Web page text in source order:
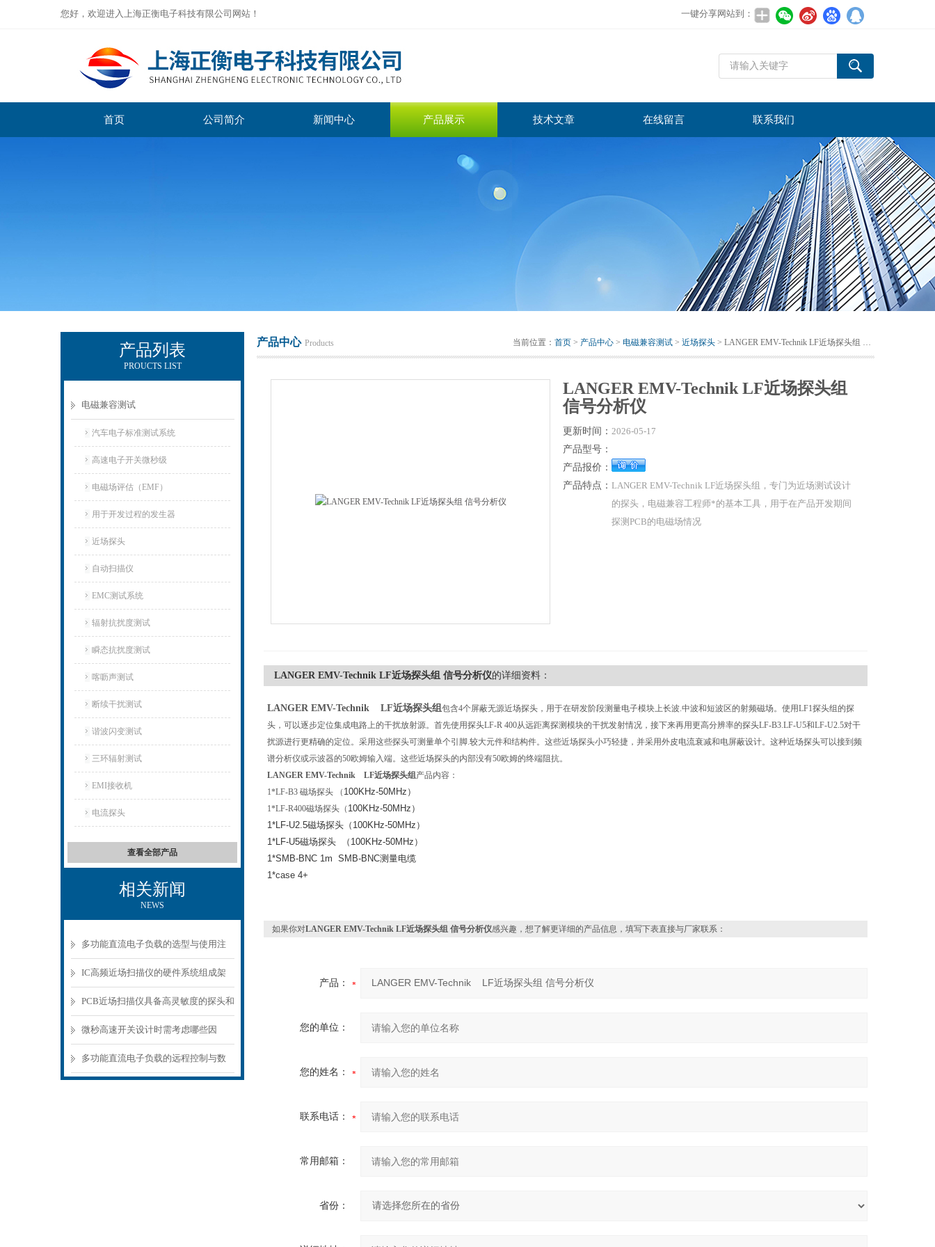
您好，欢迎进入上海正衡电子科技有限公司网站！ 一键分享网站到：
首页 公司简介 新闻中心 产品展示 技术文章 在线留言 联系我们
产品列表
PROUCTS LIST
电磁兼容测试
汽车电子标准测试系统
高速电子开关微秒级
电磁场评估（EMF）
用于开发过程的发生器
近场探头
自动扫描仪
EMC测试系统
辐射抗扰度测试
瞬态抗扰度测试
喀呖声测试
断续干扰测试
谐波闪变测试
三环辐射测试
EMI接收机
电流探头
查看全部产品
相关新闻
NEWS
多功能直流电子负载的选型与使用注
意事项
IC高频近场扫描仪的硬件系统组成架
构分析
PCB近场扫描仪具备高灵敏度的探头和
精密的扫描机构
微秒高速开关设计时需考虑哪些因
素？
多功能直流电子负载的远程控制与数
产品中心 Products 当前位置： 首页 > 产品中心 > 电磁兼容测试 > 近场探头 > LANGER EMV-Technik LF近场探头组 信号分析仪
LANGER EMV-Technik LF近场探头组
信号分析仪
更新时间： 2026-05-17
产品型号：
产品报价：
产品特点： LANGER EMV-Technik LF近场探头组，专门为近场测试设计
的探头，电磁兼容工程师*的基本工具，用于在产品开发期间
探测PCB的电磁场情况
LANGER EMV-Technik LF近场探头组 信号分析仪的详细资料：
LANGER EMV-Technik LF近场探头组包含4个屏蔽无源近场探头，用于在研发阶段测量电子模块上长波.中波和短波区的射频磁场。使用LF1探头组的探
头，可以逐步定位集成电路上的干扰放射源。首先使用探头LF-R 400从远距离探测模块的干扰发射情况，接下来再用更高分辨率的探头LF-B3.LF-U5和LF-U2.5对干
扰源进行更精确的定位。采用这些探头可测量单个引脚.较大元件和结构件。这些近场探头小巧轻捷，并采用外皮电流衰减和电屏蔽设计。这种近场探头可以接到频
谱分析仪或示波器的50欧姆输入端。这些近场探头的内部没有50欧姆的终端阻抗。
LANGER EMV-Technik LF近场探头组产品内容：
1*LF-B3 磁场探头 （ 100KHz-50MHz）
1*LF-R400磁场探头（ 100KHz-50MHz）
1*LF-U2.5磁场探头（100KHz-50MHz）
1*LF-U5磁场探头 （ 100KHz-50MHz）
1*SMB-BNC 1m SMB-BNC测量电缆
1*case 4+
如果你对LANGER EMV-Technik LF近场探头组 信号分析仪感兴趣，想了解更详细的产品信息，填写下表直接与厂家联系：
产品：
您的单位：
您的姓名：
联系电话：
常用邮箱：
省份：